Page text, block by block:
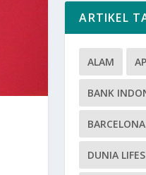
ARTIKEL
ALAM
BANK
BARCELONA
DUNIA